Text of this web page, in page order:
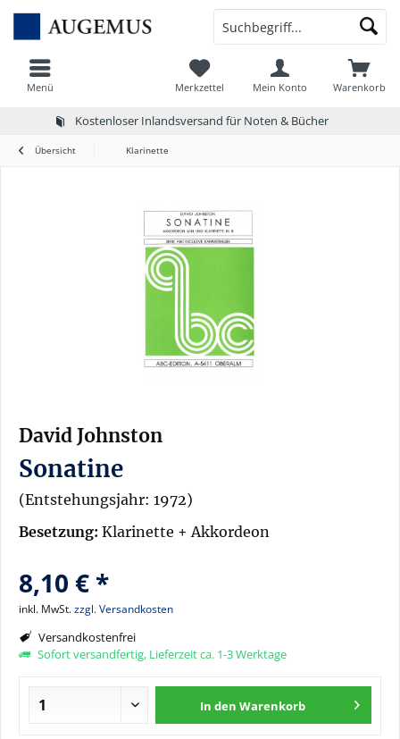
Kostenloser Inlandsversand für Noten & Bücher
Menü Warenkorb
Merkzettel Mein Konto
Übersicht Klarinette
David Johnston
Sonatine
(Entstehungsjahr: 1972)
Besetzung: Klarinette + Akkordeon
8,10 € *
inkl. MwSt.zzgl. Versandkosten
Versandkostenfrei
Sofort versandfertig, Lieferzeit ca. 1-3 Werktage
In den Warenkorb